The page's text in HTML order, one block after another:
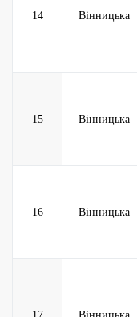
14 Вінницька
15 Вінницька
16 Вінницька